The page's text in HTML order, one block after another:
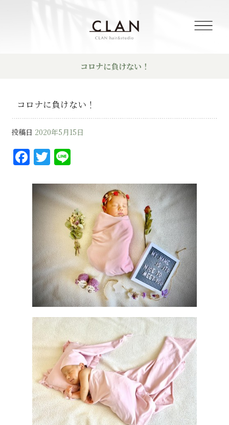
コロナに負けない！
コロナに負けない！
投稿日 2020年5月15日
F
a
c
e
b
o
o
k
T
w
it
te
r
e